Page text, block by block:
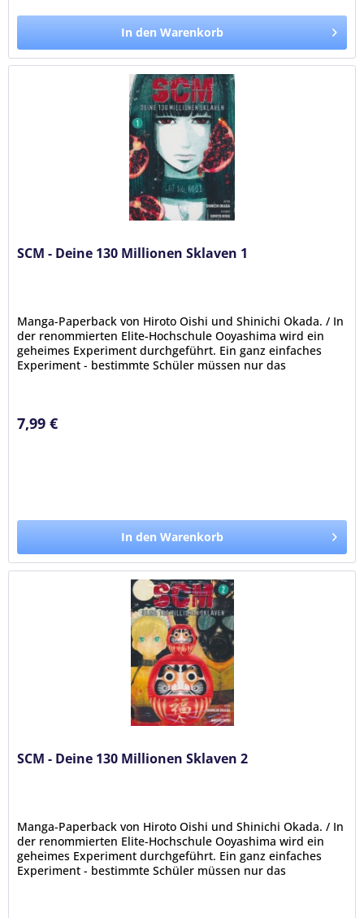
In den Warenkorb
SCM - Deine 130 Millionen Sklaven 1
Manga-Paperback von Hiroto Oishi und Shinichi Okada. / In
der renommierten Elite-Hochschule Ooyashima wird ein
geheimes Experiment durchgeführt. Ein ganz einfaches
Experiment - bestimmte Schüler müssen nur das
7,99 €
In den Warenkorb
SCM - Deine 130 Millionen Sklaven 2
Manga-Paperback von Hiroto Oishi und Shinichi Okada. / In
der renommierten Elite-Hochschule Ooyashima wird ein
geheimes Experiment durchgeführt. Ein ganz einfaches
Experiment - bestimmte Schüler müssen nur das